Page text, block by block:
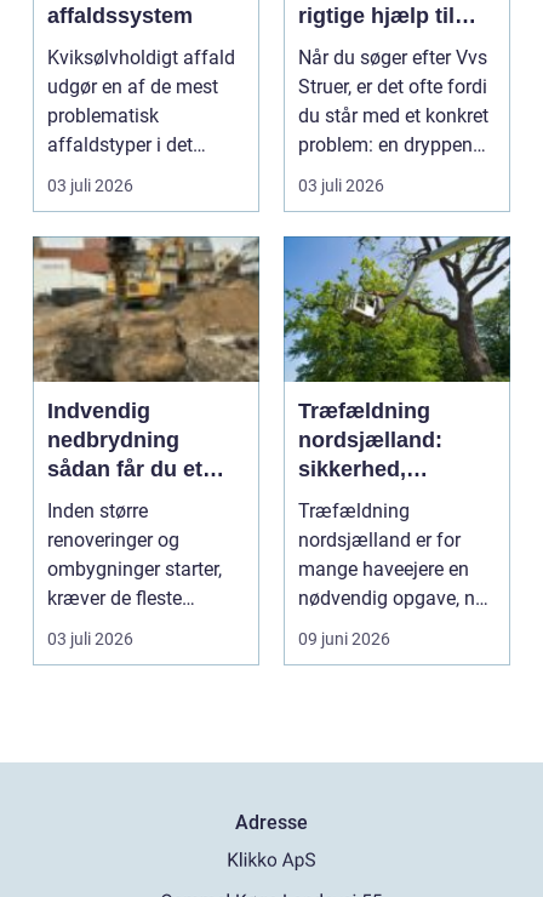
affaldssystem
Kviksølvholdigt affald
udgør en af de mest
problematisk
affaldstyper i det
moderne samfund,
fordi se...
03 juli 2026
rigtige hjælp til
dine installationer
Når du søger efter Vvs
Struer, er det ofte fordi
du står med et konkret
problem: en dryppende
vandha...
03 juli 2026
Indvendig
nedbrydning
sådan får du et
sikkert
udgangspunkt for
ombygning
Inden større
renoveringer og
ombygninger starter,
kræver de fleste
bygninger en grundig
indvendig ne...
03 juli 2026
Træfældning
nordsjælland:
sikkerhed,
planlægning og
professionel hjælp
Træfældning
nordsjælland er for
mange haveejere en
nødvendig opgave, når
store træer skaber
skade, s...
09 juni 2026
Adresse